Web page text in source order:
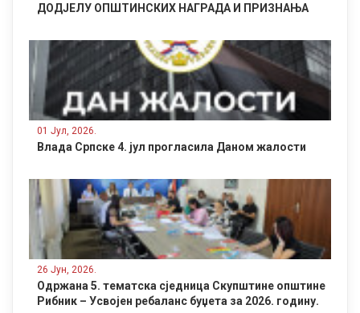
ДОДЈЕЛУ ОПШТИНСКИХ НАГРАДА И ПРИЗНАЊА
01 Јул, 2026.
Влада Српске 4. јул прогласила Даном жалости
26 Јун, 2026.
Одржана 5. тематска сједница Скупштине општине
Рибник – Усвојен ребаланс буџета за 2026. годину.